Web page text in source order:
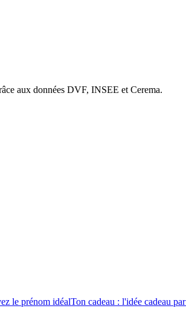
aux données DVF, INSEE et Cerema.
le prénom idéalTon cadeau : l'idée cadeau